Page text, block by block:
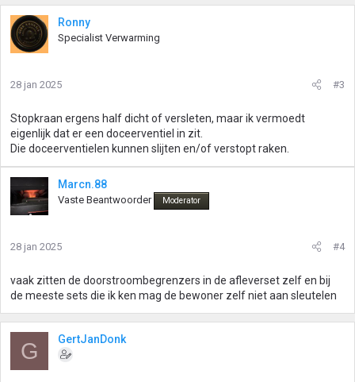
Ronny
Specialist Verwarming
28 jan 2025 #3
Stopkraan ergens half dicht of versleten, maar ik vermoedt
eigenlijk dat er een doceerventiel in zit.
Die doceerventielen kunnen slijten en/of verstopt raken.
Marcn.88
Vaste Beantwoorder Moderator
28 jan 2025 #4
vaak zitten de doorstroombegrenzers in de afleverset zelf en bij
de meeste sets die ik ken mag de bewoner zelf niet aan sleutelen
G GertJanDonk